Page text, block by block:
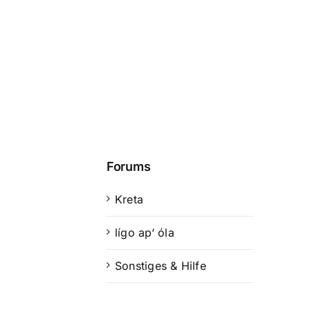
Forums
Kreta
lígo ap‘ óla
Sonstiges & Hilfe